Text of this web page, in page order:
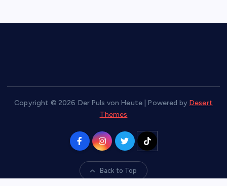
Copyright © 2026 Der Puls von Heute | Powered by Desert
Themes
Back to Top